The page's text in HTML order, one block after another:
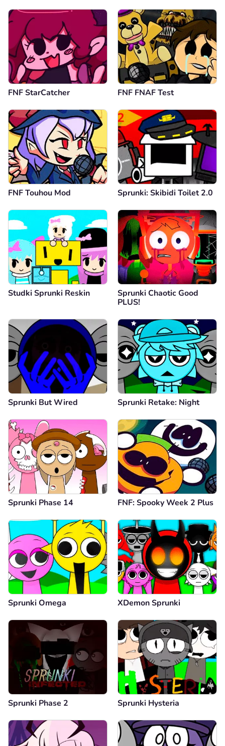
FNF StarCatcher FNF FNAF Test
FNF Touhou Mod Sprunki: Skibidi Toilet 2.0
Studki Sprunki Reskin
Sprunki Chaotic Good
PLUS!
Sprunki But Wired Sprunki Retake: Night
Sprunki Phase 14 FNF: Spooky Week 2 Plus
Sprunki Omega XDemon Sprunki
Sprunki Phase 2 Sprunki Hysteria